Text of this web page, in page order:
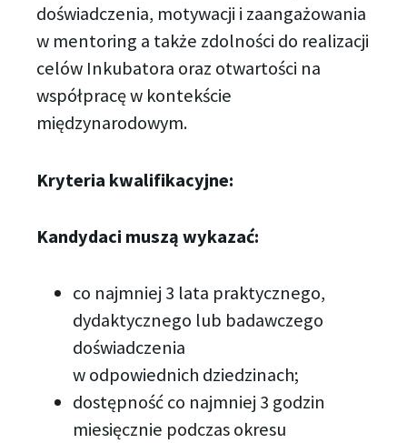
doświadczenia, motywacji i zaangażowania
w mentoring a także zdolności do realizacji
celów Inkubatora oraz otwartości na
współpracę w kontekście
międzynarodowym.
Kryteria kwalifikacyjne:
Kandydaci muszą wykazać:
co najmniej 3 lata praktycznego,
dydaktycznego lub badawczego
doświadczenia
w odpowiednich dziedzinach;
dostępność co najmniej 3 godzin
miesięcznie podczas okresu